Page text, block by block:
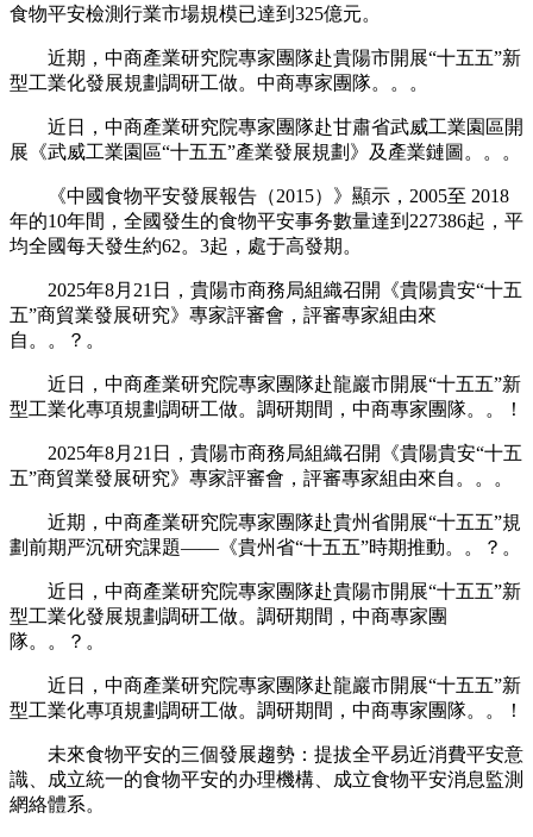
食物平安檢測行業市場規模已達到325億元。
近期，中商產業研究院專家團隊赴貴陽市開展“十五五”新
型工業化發展規劃調研工做。中商專家團隊。。。
近日，中商產業研究院專家團隊赴甘肅省武威工業園區開
展《武威工業園區“十五五”產業發展規劃》及產業鏈圖。。。
《中國食物平安發展報告（2015）》顯示，2005至 2018
年的10年間，全國發生的食物平安事务數量達到227386起，平
均全國每天發生約62。3起，處于高發期。
2025年8月21日，貴陽市商務局組織召開《貴陽貴安“十五
五”商貿業發展研究》專家評審會，評審專家組由來
自。。？。
近日，中商產業研究院專家團隊赴龍巖市開展“十五五”新
型工業化專項規劃調研工做。調研期間，中商專家團隊。。！
2025年8月21日，貴陽市商務局組織召開《貴陽貴安“十五
五”商貿業發展研究》專家評審會，評審專家組由來自。。。
近期，中商產業研究院專家團隊赴貴州省開展“十五五”規
劃前期严沉研究課題——《貴州省“十五五”時期推動。。？。
近日，中商產業研究院專家團隊赴貴陽市開展“十五五”新
型工業化發展規劃調研工做。調研期間，中商專家團
隊。。？。
近日，中商產業研究院專家團隊赴龍巖市開展“十五五”新
型工業化專項規劃調研工做。調研期間，中商專家團隊。。！
未來食物平安的三個發展趨勢：提拔全平易近消費平安意
識、成立統一的食物平安的办理機構、成立食物平安消息監測
網絡體系。